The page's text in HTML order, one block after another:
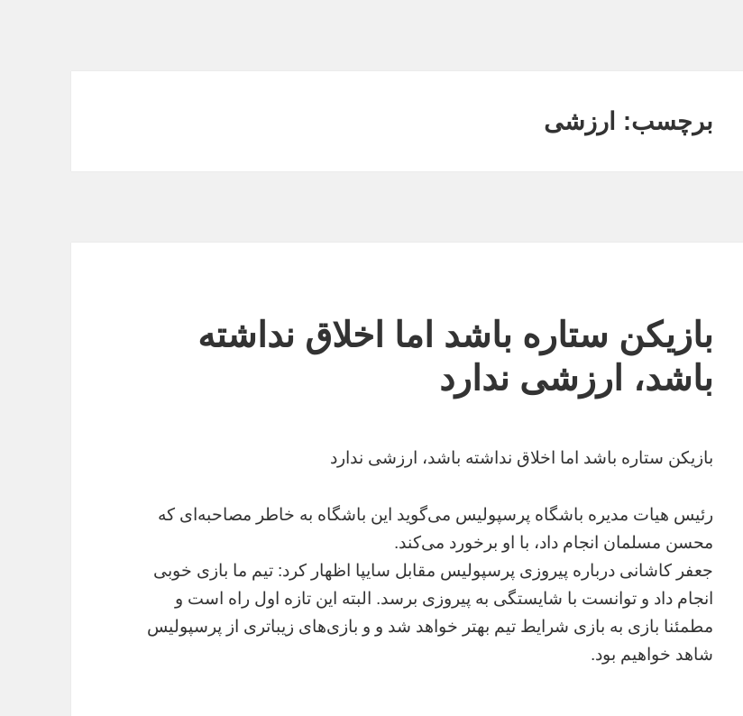
برچسب: ارزشی
بازیکن ستاره باشد اما اخلاق نداشته
باشد، ارزشی ندارد
بازیکن ستاره باشد اما اخلاق نداشته باشد، ارزشی ندارد
رئیس هیات مدیره باشگاه پرسپولیس می‌گوید این باشگاه به خاطر مصاحبه‌ای که
محسن مسلمان انجام داد، با او برخورد می‌کند.
جعفر کاشانی درباره پیروزی پرسپولیس مقابل سایپا اظهار کرد: تیم ما بازی خوبی
انجام داد و توانست با شایستگی به پیروزی برسد. البته این تازه اول راه است و
مطمئنا بازی به بازی شرایط تیم بهتر خواهد شد و و بازی‌های زیباتری از پرسپولیس
شاهد خواهیم بود.